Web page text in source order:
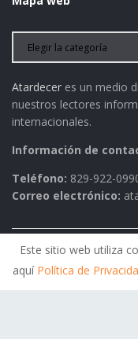
Atardecer es un medio
nuestros lectores
internacionales.
Información de
Teléfono: 829-922-
Correo electrónico:
Política de Privacidad
Historia
Este sitio web utiliza
aquí Política de